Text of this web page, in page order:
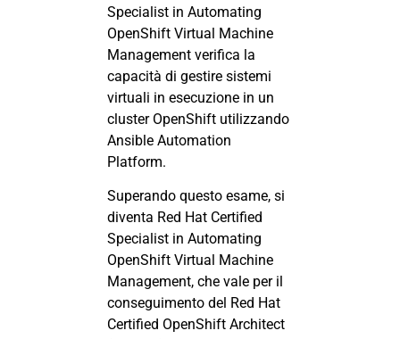
Specialist in Automating
OpenShift Virtual Machine
Management verifica la
capacità di gestire sistemi
virtuali in esecuzione in un
cluster OpenShift utilizzando
Ansible Automation
Platform.
Superando questo esame, si
diventa Red Hat Certified
Specialist in Automating
OpenShift Virtual Machine
Management, che vale per il
conseguimento del Red Hat
Certified OpenShift Architect